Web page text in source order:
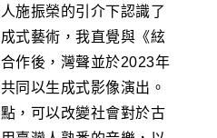
施振榮的引介下認識了
式藝術，我直覺與《絃
作後，灣聲並於2023年
同以生成式影像演出。
，可以改變社會對於古